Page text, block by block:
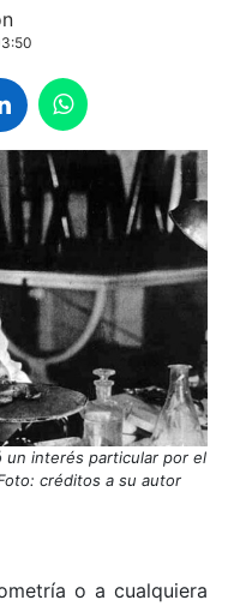
un interés particular por el
créditos a su autor
o a cualquiera